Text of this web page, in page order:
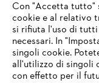
Protezione dati
Informazioni legali
Sie nutzen einen
eine optimale
einem der
Con "Accetta tutto"
cookie e al relativo
si rifiuta l'uso di tutti
necessari. In
singoli cookie.
all'utilizzo di singoli
con effetto per il